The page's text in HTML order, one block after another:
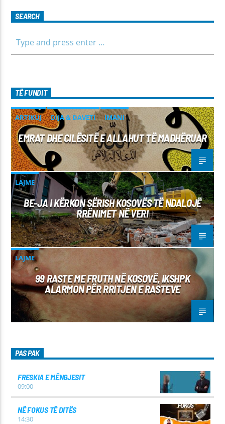
SEARCH
TË FUNDIT
ARTIKUJ DIJA & DAVETI IMANI
EMRAT DHE CILËSITË E ALLAHUT TË MADHËRUAR
LAJME
BE-JA I KËRKON SËRISH KOSOVËS TË NDALOJË
RRËNIMET NË VERI
LAJME
99 RASTE ME FRUTH NË KOSOVË, IKSHPK
ALARMON PËR RRITJEN E RASTEVE
PAS PAK
FRESKIA E MËNGJESIT
09:00
NË FOKUS TË DITËS
14:30